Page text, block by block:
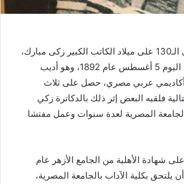
تمر، اليوم، الذكرى الـ130 على ميلاد الكاتب الكبير زكى مبارك،
إذ ولد في مثل هذا اليوم 5 أغسطس عام 1892، وهو أديب
عربي مصري، حصل على ثلاث
فلقبه البعض إثر ذلك بالدكاترة زكي
المصرية لعدة سنوات وعمل مفتشا
شهادة الأهلية من الجامع الأزهر عام
أن يلتحق بكلية الآداب بالجامعة المصرية،